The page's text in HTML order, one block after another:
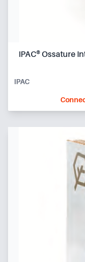
IPAC® Ossature
IPAC